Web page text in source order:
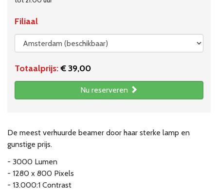
Filiaal
Totaalprijs:€ 39,00
Nu reserveren
De meest verhuurde beamer door haar sterke lamp en
gunstige prijs.
- 3000 Lumen
- 1280 x 800 Pixels
- 13.000:1 Contrast